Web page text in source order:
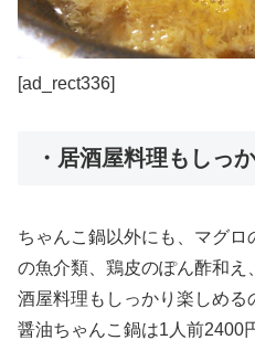
[ad_rect336]
・居酒屋料理もしっ
ちゃんこ鍋以外にも、マグ
の魚介類、鶏皮のぽん酢和
酒屋料理もしっかり楽しめ
醤油ちゃんこ鍋は1人前2400